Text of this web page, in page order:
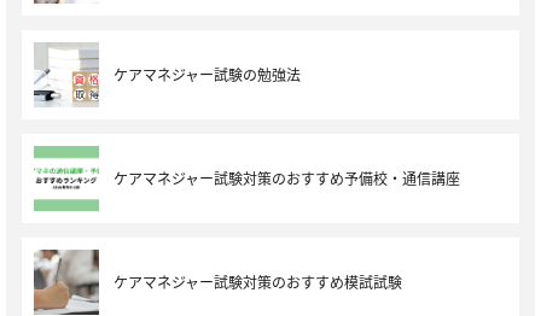
ケアマネジャー試験の勉強法
ケアマネジャー試験対策のおすすめ予備校・通信講座
ケアマネジャー試験対策のおすすめ模試試験